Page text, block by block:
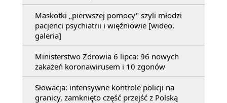
Maskotki „pierwszej pomocy" szyli młodzi
pacjenci psychiatrii i więźniowie [wideo,
galeria]
Ministerstwo Zdrowia 6 lipca: 96 nowych
zakażeń koronawirusem i 10 zgonów
Słowacja: intensywne kontrole policji na
granicy, zamknięto część przejść z Polską